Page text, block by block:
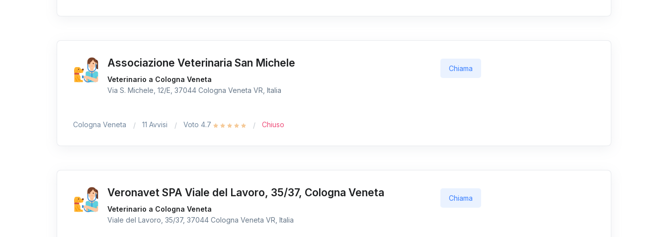
Associazione Veterinaria San Michele
Veterinario a Cologna Veneta
Via S. Michele, 12/E, 37044 Cologna Veneta VR, Italia
Chiama
Cologna Veneta 11 Avvisi Voto 4.7 Chiuso
Veronavet SPA Viale del Lavoro, 35/37, Cologna Veneta
Veterinario a Cologna Veneta
Viale del Lavoro, 35/37, 37044 Cologna Veneta VR, Italia
Chiama